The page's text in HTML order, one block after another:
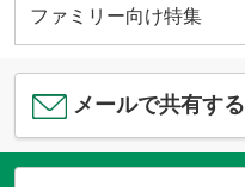
ファミリー向け特集
メールで共有する